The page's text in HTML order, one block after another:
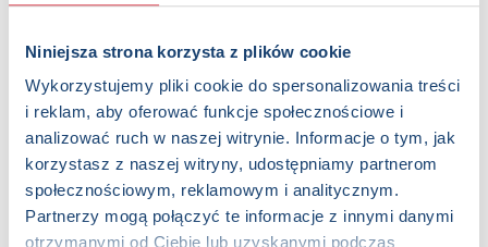
Niniejsza strona korzysta z plików cookie
Wykorzystujemy pliki cookie do spersonalizowania treści
i reklam, aby oferować funkcje społecznościowe i
analizować ruch w naszej witrynie. Informacje o tym, jak
korzystasz z naszej witryny, udostępniamy partnerom
społecznościowym, reklamowym i analitycznym.
Partnerzy mogą połączyć te informacje z innymi danymi
otrzymanymi od Ciebie lub uzyskanymi podczas
OPIS
To seria książeczek przygotowanych z myślą o dzieciach w
wieku przedszkolnym, dzięki którym maluchy poćwiczą
rączkę i poznają kolejne literki. Czeka na nich mnóstwo
wciągających zadań: rysowanie po śladzie, kolorowanie,
znajdowanie różnic, wyszukiwanie naklejek… Na każdej
umieszczono informację dotyczącą stopnia trudności
(poziom 1,2 lub 3). W świecie literek maluchom będą